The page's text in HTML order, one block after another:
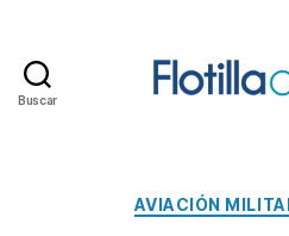
Buscar
AVIACIÓN